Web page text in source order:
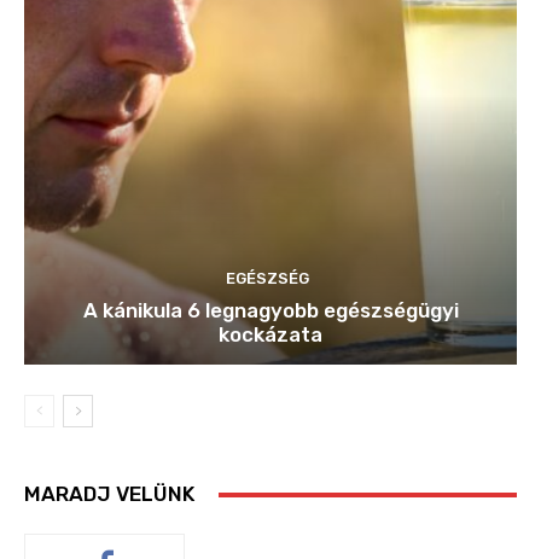
EGÉSZSÉG
A kánikula 6 legnagyobb egészségügyi
kockázata
MARADJ VELÜNK